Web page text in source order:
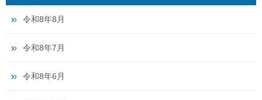
令和8年8月
令和8年7月
令和8年6月